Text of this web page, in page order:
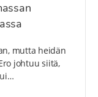
mutta heidän
johtuu siitä,